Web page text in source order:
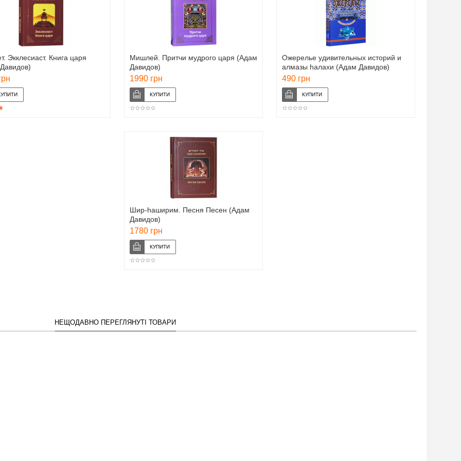
Экклесиаст. Книга царя
Мишлей. Притчи мудрого царя (Адам
Давидов)
1990 грн
Ожерелье удивительных историй и
алмазы hалахи (Адам Давидов)
490 грн
Шир-hаширим. Песня Песен (Адам
Давидов)
1780 грн
НЕЩОДАВНО ПЕРЕГЛЯНУТІ ТОВАРИ